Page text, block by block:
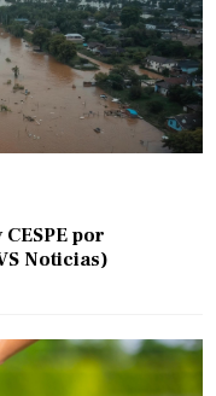
por
Noticias)